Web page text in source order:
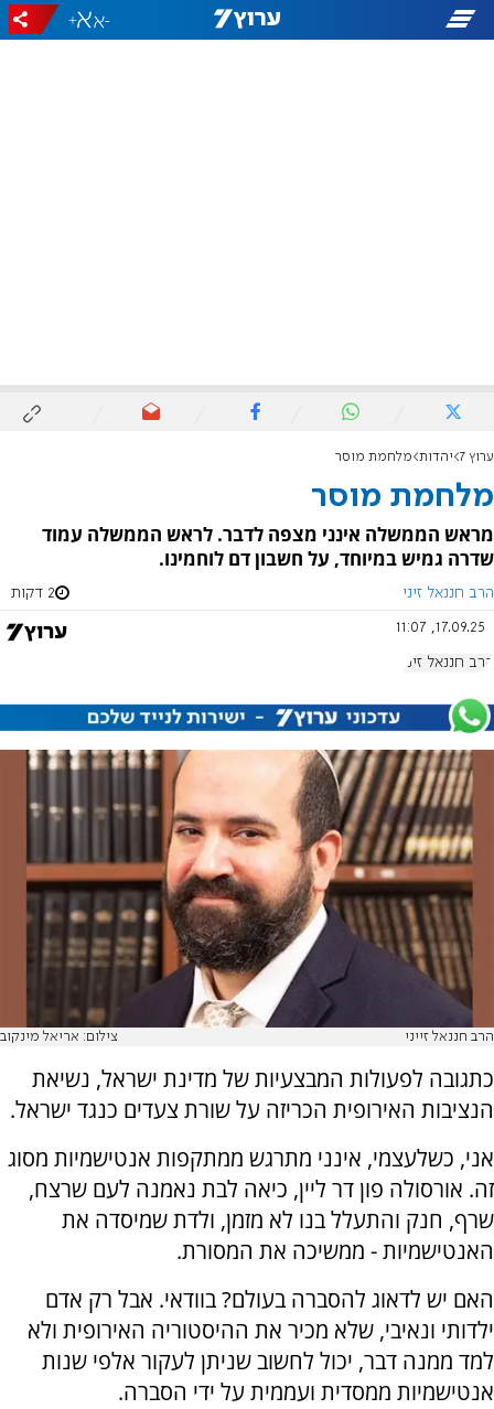
-
+
ערוץ 7 יהדות מלחמת מוסר
מלחמת מוסר
מראש הממשלה אינני מצפה לדבר. לראש הממשלה עמוד
שדרה גמיש במיוחד, על חשבון דם לוחמינו.
הרב חננאל זיני 2 דקות
17.09.25, 11:07
הרב חננאל זיני
הרב חננאל זייני צילום: אריאל מינקוב
כתגובה לפעולות המבצעיות של מדינת ישראל, נשיאת
הנציבות האירופית הכריזה על שורת צעדים כנגד ישראל.
אני, כשלעצמי, אינני מתרגש ממתקפות אנטישמיות מסוג
זה. אורסולה פון דר ליין, כיאה לבת נאמנה לעם שרצח,
שרף, חנק והתעלל בנו לא מזמן, ולדת שמיסדה את
האנטישמיות - ממשיכה את המסורת.
האם יש לדאוג להסברה בעולם? בוודאי. אבל רק אדם
ילדותי ונאיבי, שלא מכיר את ההיסטוריה האירופית ולא
למד ממנה דבר, יכול לחשוב שניתן לעקור אלפי שנות
אנטישמיות ממסדית ועממית על ידי הסברה.